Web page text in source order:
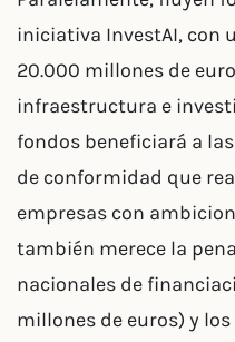
iniciativa InvestAI, con
20.000 millones de
infraestructura e
fondos beneficiará a
de conformidad que
empresas con
también merece la
nacionales de
millones de euros) y